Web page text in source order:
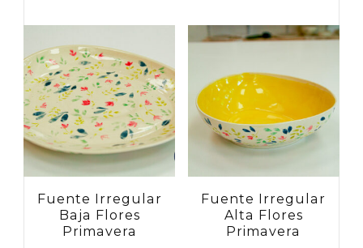
Fuente Irregular
Baja Flores
Primavera
Fuente Irregular
Alta Flores
Primavera